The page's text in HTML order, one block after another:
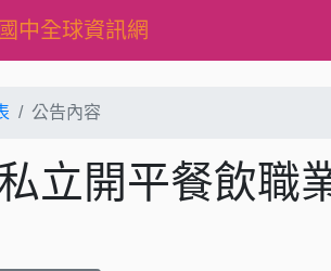
中全球資訊網
公告內容
立開平餐飲職